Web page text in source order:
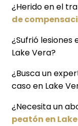
¿Herido en el
de
¿Sufrió
Lake Vera?
¿Busca un
caso en Lake
¿Necesita un
peatón en